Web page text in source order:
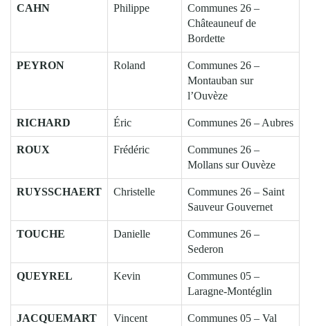
CAHN Philippe
Communes 26 –
Châteauneuf de
Bordette
PEYRON Roland
Communes 26 –
Montauban sur
l’Ouvèze
RICHARD Éric Communes 26 – Aubres
ROUX Frédéric
Communes 26 –
Mollans sur Ouvèze
RUYSSCHAERT Christelle
Communes 26 – Saint
Sauveur Gouvernet
TOUCHE Danielle
Communes 26 –
Sederon
QUEYREL Kevin
Communes 05 –
Laragne-Montéglin
JACQUEMART Vincent
Communes 05 – Val